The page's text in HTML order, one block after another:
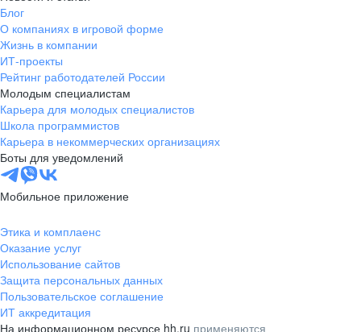
Блог
О компаниях в игровой форме
Жизнь в компании
ИТ-проекты
Рейтинг работодателей России
Молодым специалистам
Карьера для молодых специалистов
Школа программистов
Карьера в некоммерческих организациях
Боты для уведомлений
Мобильное приложение
Этика и комплаенс
Оказание услуг
Использование сайтов
Защита персональных данных
Пользовательское соглашение
ИТ аккредитация
На информационном ресурсе hh.ru применяются